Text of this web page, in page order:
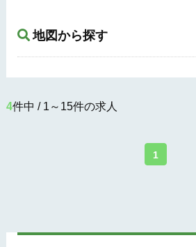
地図から探す
4件中 / 1～15件の求人
1